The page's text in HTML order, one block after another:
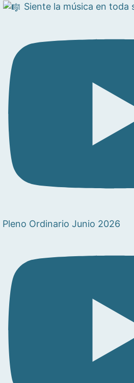
Siente la música en toda
Pleno Ordinario Junio 2026